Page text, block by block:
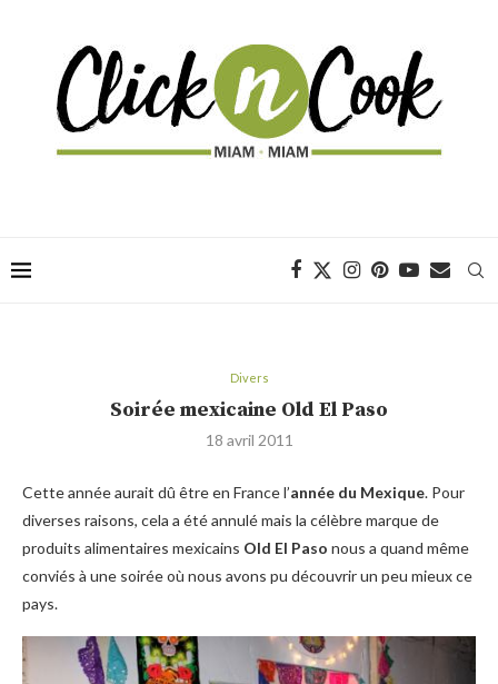
Divers
Soirée mexicaine Old El Paso
18 avril 2011
Cette année aurait dû être en France l’année du Mexique. Pour
diverses raisons, cela a été annulé mais la célèbre marque de
produits alimentaires mexicains Old El Paso nous a quand même
conviés à une soirée où nous avons pu découvrir un peu mieux ce
pays.